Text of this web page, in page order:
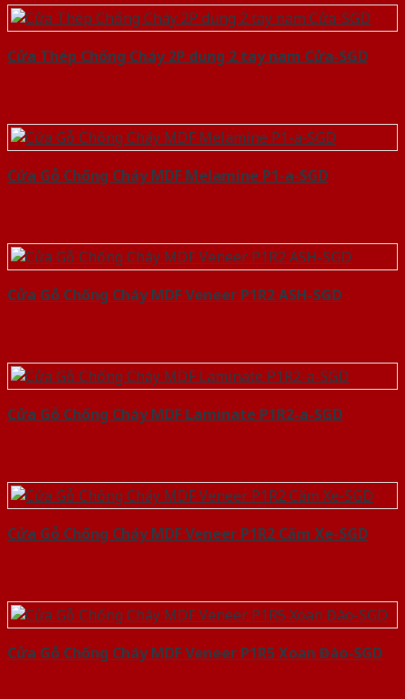
Cửa Thép Chống Cháy 2P dung 2 tay nam Cửa-SGD
Cửa Gỗ Chống Cháy MDF Melamine P1-a-SGD
Cửa Gỗ Chống Cháy MDF Veneer P1R2 ASH-SGD
Cửa Gỗ Chống Cháy MDF Laminate P1R2-a-SGD
Cửa Gỗ Chống Cháy MDF Veneer P1R2 Căm Xe-SGD
Cửa Gỗ Chống Cháy MDF Veneer P1R5 Xoan Đào-SGD